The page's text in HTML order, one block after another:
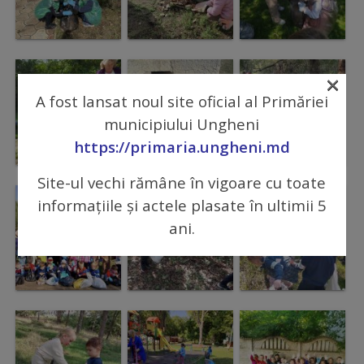
Comisii
de
specialitate
Regulamentul
Consiliului
Calitate
Servicii
Plăți
A fost lansat noul site oficial al Primăriei
municipiului Ungheni
https://primaria.ungheni.md
Site-ul vechi rămâne în vigoare cu toate
informațiile și actele plasate în ultimii 5
ani.
×